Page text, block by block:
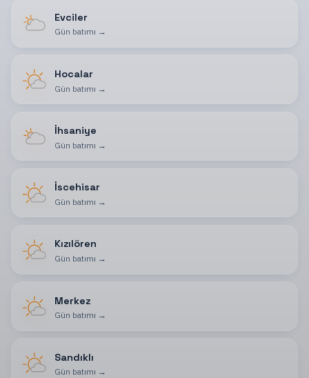
Evciler
Gün batımı →
Hocalar
Gün batımı →
İhsaniye
Gün batımı →
İscehisar
Gün batımı →
Kızılören
Gün batımı →
Merkez
Gün batımı →
Sandıklı
Gün batımı →